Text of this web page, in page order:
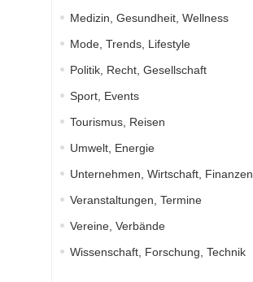
Medizin, Gesundheit, Wellness
Mode, Trends, Lifestyle
Politik, Recht, Gesellschaft
Sport, Events
Tourismus, Reisen
Umwelt, Energie
Unternehmen, Wirtschaft, Finanzen
Veranstaltungen, Termine
Vereine, Verbände
Wissenschaft, Forschung, Technik